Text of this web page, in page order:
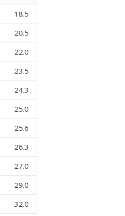
18.5
20.5
22.0
23.5
24.3
25.0
25.6
26.3
27.0
29.0
32.0